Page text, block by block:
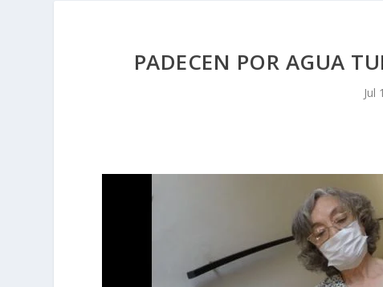
PADECEN POR AGUA
Jul